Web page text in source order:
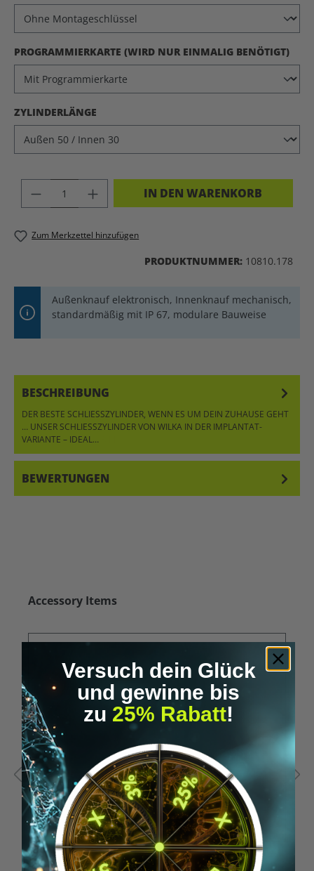
PROGRAMMIERKARTE (WIRD NUR EINMALIG BENÖTIGT)
ZYLINDERLÄNGE
PRODUKT ANZAHL: GIB DEN
IN DEN WARENKORB
Zum Merkzettel hinzufügen
PRODUKTNUMMER: 10810.178
Außenknauf elektronisch, Innenknauf mechanisch,
standardmäßig mit IP 67, modulare Bauweise
BESCHREIBUNG
DER BESTE SCHLIESSZYLINDER, WENN ES UM DEIN ZUHAUSE GEHT …
UNSER SCHLIESSZYLINDER VON WILKA IN DER IMPLANTAT-VA
RIANTE – IDEAL…
BEWERTUNGEN
Produktgalerie überspringen
Accessory Items
Versuch dein Glück
und gewinne bis
zu 25% Rabatt!